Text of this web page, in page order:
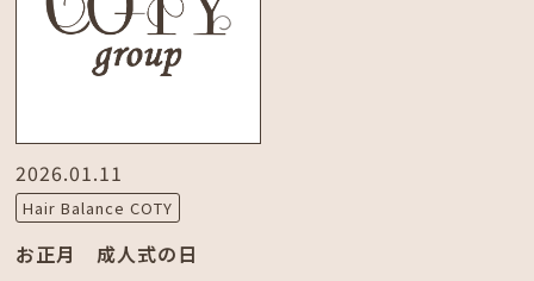
2026.01.11
Hair Balance COTY
お正月 成人式の日